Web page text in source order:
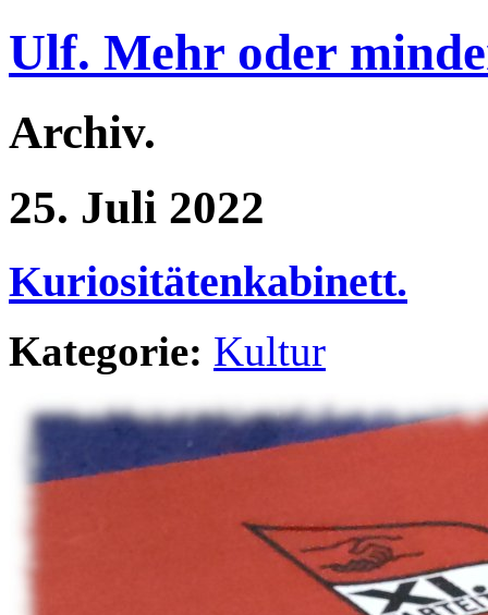
Ulf. Mehr oder
Archiv.
25. Juli 2022
Kuriositätenkabinett.
Kategorie: Kultur